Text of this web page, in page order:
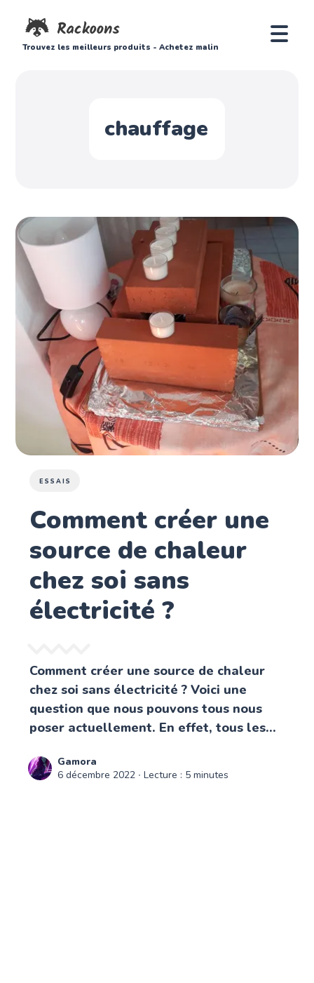
Trouvez les meilleurs produits - Achetez malin
chauffage
ESSAIS
Comment créer une
source de chaleur
chez soi sans
électricité ?
Comment créer une source de chaleur
chez soi sans électricité ? Voici une
question que nous pouvons tous nous
poser actuellement. En effet, tous les...
Gamora
6 décembre 2022 ∙ Lecture : 5 minutes